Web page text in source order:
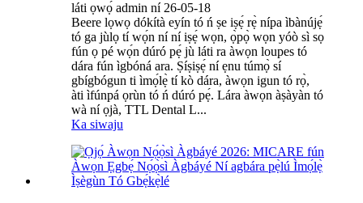
láti ọwọ́ admin ní 26-05-18
Beere lọwọ dókítà eyín tó ń ṣe iṣẹ́ rẹ̀ nípa ìbànújẹ́
tó ga jùlọ tí wọ́n ní ní iṣẹ́ wọn, ọ̀pọ̀ wọn yóò sì sọ
fún ọ pé wọ́n dúró pẹ́ jù láti ra àwọn loupes tó
dára fún ìgbóná ara. Ṣíṣiṣẹ́ ní ẹnu túmọ̀ sí
gbígbógun ti ìmọ́lẹ̀ tí kò dára, àwọn igun tó rọ̀,
àti ìfúnpá ọrùn tó ń dúró pẹ́. Lára àwọn àṣàyàn tó
wà ní ọjà, TTL Dental L...
Ka siwaju